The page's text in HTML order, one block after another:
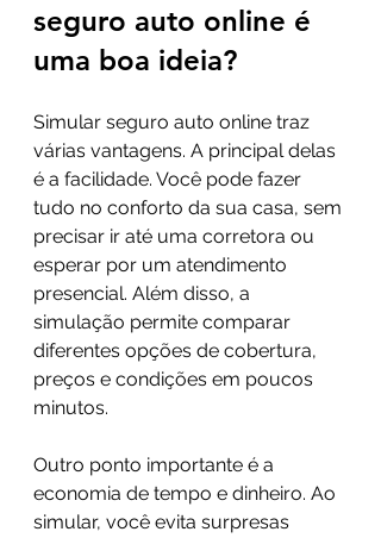
seguro auto online é
uma boa ideia?
Simular seguro auto online traz
várias vantagens. A principal delas
é a facilidade. Você pode fazer
tudo no conforto da sua casa, sem
precisar ir até uma corretora ou
esperar por um atendimento
presencial. Além disso, a
simulação permite comparar
diferentes opções de cobertura,
preços e condições em poucos
minutos.
Outro ponto importante é a
economia de tempo e dinheiro. Ao
simular, você evita surpresas